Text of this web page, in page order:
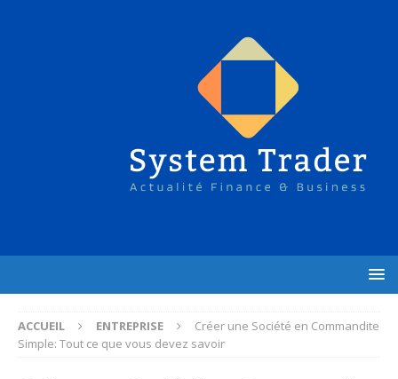
ACCUEIL ENTREPRISE
Créer une Société en Commandite
Simple: Tout ce que vous devez savoir